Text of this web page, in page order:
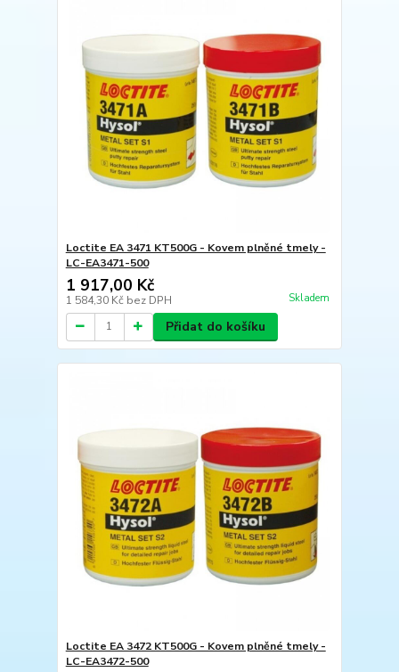
Loctite EA 3471 KT500G - Kovem plněné tmely -
LC-EA3471-500
1 917,00 Kč
1 584,30 Kč bez DPH Skladem
Přidat do košíku
Loctite EA 3472 KT500G - Kovem plněné tmely -
LC-EA3472-500